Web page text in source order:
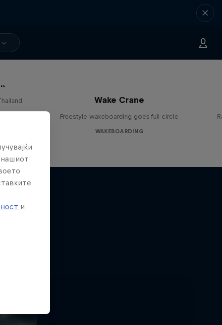
Wake Crane
Freestyle wakeboarding goes full circle
WAKEBOARDING
нашиот
и